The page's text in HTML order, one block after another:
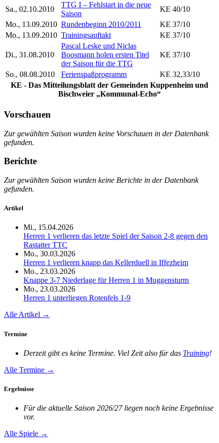
Sa., 02.10.2010
TTG I – Fehlstart in die neue
Saison
KE 40/10
Mo., 13.09.2010 Rundenbeginn 2010/2011
KE 37/10
Mo., 13.09.2010 Trainingsauftakt KE 37/10
Di., 31.08.2010
Pascal Leske und Niclas
Boosmann holen ersten Titel
der Saison für die TTG
KE 37/10
So., 08.08.2010 Ferienspaßprogramm
KE 32,33/10
KE - Das Mitteilungsblatt der Gemeinden Kuppenheim und
Bischweier „Kommunal-Echo“
Vorschauen
Zur gewählten Saison wurden keine Vorschauen in der Datenbank
gefunden.
Berichte
Zur gewählten Saison wurden keine Berichte in der Datenbank
gefunden.
Artikel
Mi., 15.04.2026
Herren 1 verlieren das letzte Spiel der Saison 2-8 gegen den
Rastatter TTC
Mo., 30.03.2026
Herren 1 verlieren knapp das Kellerduell in Iffezheim
Mo., 23.03.2026
Knappe 3-7 Niederlage für Herren 1 in Muggensturm
Mo., 23.03.2026
Herren 1 unterliegen Rotenfels 1-9
Alle Artikel →
Termine
Derzeit gibt es keine Termine. Viel Zeit also für das Training!
Alle Termine →
Ergebnisse
Für die aktuelle Saison 2026/27 liegen noch keine Ergebnisse
vor.
Alle Spiele →